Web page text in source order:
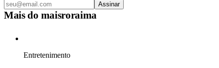
Assinar
Mais do maisroraima
Entretenimento